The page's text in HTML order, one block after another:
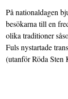
På nationaldagen
besökarna till en
olika traditioner
Fuls nystartade
(utanför Röda